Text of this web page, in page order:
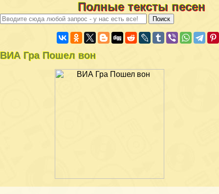
Полные тексты песен
ВИА Гра Пошел вон